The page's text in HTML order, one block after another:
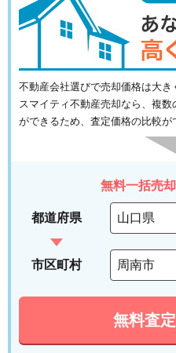
不動産会社選びで売却価格は大き
スマイティ不動産売却なら、複
ができるため、査定価格の比較が
無料一括売
都道府県
市区町村
無料査